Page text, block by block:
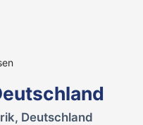
Deutschland